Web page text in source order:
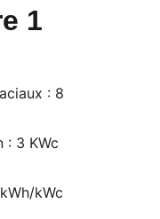
1
: 8
: 3 KWc
kWc